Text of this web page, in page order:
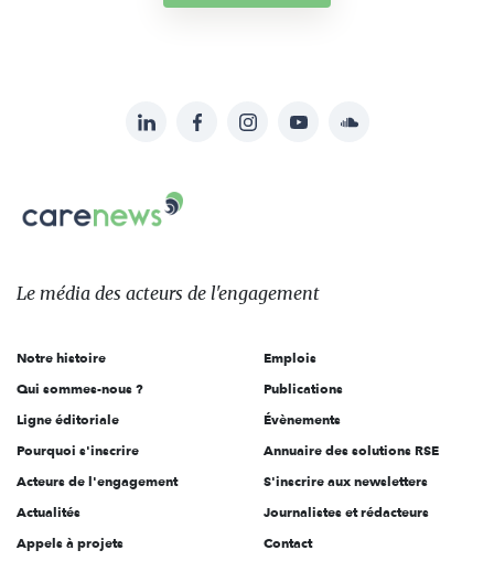
sur:
LinkedInFacebookInstagramYouTubeSoundcloud
Carenews,
Le
des
l'engagement
Le média des acteurs de l'engagement
Notre histoire
Qui sommes-nous ?
Ligne éditoriale
Pourquoi s'inscrire
Acteurs de l'engagement
Actualités
Appels à projets
Emplois
Publications
Évènements
Annuaire des solutions RSE
S'inscrire aux newsletters
Journalistes et rédacteurs
Contact